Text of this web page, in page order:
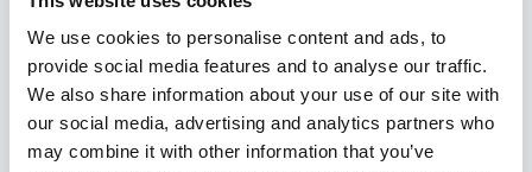
We use cookies to personalise content and ads, to
provide social media features and to analyse our traffic.
We also share information about your use of our site with
our social media, advertising and analytics partners who
may combine it with other information that you’ve